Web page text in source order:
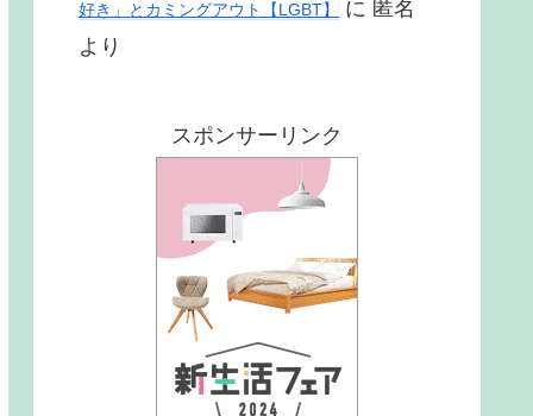
好き」とカミングアウト【LGBT】
に 匿名
より
スポンサーリンク